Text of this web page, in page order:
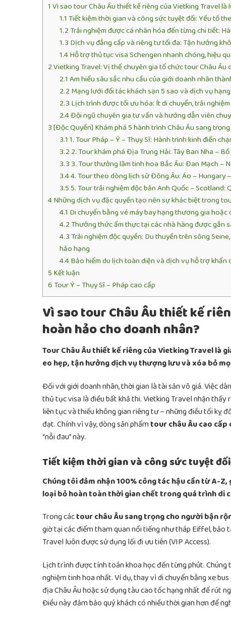
1 Vì sao tour Châu Âu thiết kế riêng của Vietking Travel
1.1 Tiết kiệm thời gian và công sức tuyệt đối: Yếu tố
1.2Trải nghiệm được cá nhân hóa đến từng chi tiết:
1.3 Dịch vụ đẳng cấp và riêng tư tối đa: Tận hưởng
1.4Hỗ trợ thủ tục visa Schengen nhanh chóng, hiệu
2Vietking Travel: Vị thế chuyên gia tổ chức tour Châu Âu
2.1 Am hiểu sâu sắc nhu cầu của giới doanh nhân
2.2 Mạng lưới đối tác khách sạn 5 sao và dịch vụ
2.3 Lịch trình được tối ưu hóa: Ít di chuyển, trải
2.4Đội ngũ chuyên gia tư vấn và hướng dẫn viên
3[Độc Quyền] Khám phá 5 hành trình Châu Âu sang
3.1 1. Tour Pháp – Ý – Thụy Sĩ: Hành trình kinh điển
3.2 2. Tour khám phá Địa Trung Hải: Tây Ban Nha –
3.3 3. Tour thưởng lãm tinh hoa Bắc Âu: Đan Mạch –
3.44. Tour theo dòng lịch sử Đông Âu: Áo – Hungary
3.5 5. Tour trải nghiệm độc bản Anh Quốc – Scotland:
4Những dịch vụ đặc quyền tạo nên sự khác biệt trong
4.1 Di chuyển bằng vé máy bay hạng thương gia
4.2Thưởng thức ẩm thực tại các nhà hàng được gắn
4.3Trải nghiệm độc quyền: Du thuyền trên sông
hảo hạng
4.4Bảo hiểm du lịch toàn diện và dịch vụ hỗ trợ khẩn
5 Kết luận
6Tour Ý – Thụy Sĩ – Pháp cao cấp
Vì sao tour Châu Âu thiết kế
hoàn hảo cho doanh nhân?
Tour Châu Âu thiết kế riêng của Vietking Travel là
eo hẹp, tận hưởng dịch vụ thượng lưu và xóa bỏ
Đối với giới doanh nhân, thời gian là tài sản vô giá. Việc
thủ tục visa là điều bất khả thi. Vietking Travel nhận
liên tục và thiếu không gian riêng tư – những điều tối kỵ
đạt. Chính vì vậy, dòng sản phẩmtour châu Âu cao cấp
“nỗi đau” này.
Tiết kiệm thời gian và công sức tuyệt
Chúng tôi đảm nhận 100% công tác hậu cần từ A-
loại bỏ hoàn toàn thời gian chết trong quá trình di
Trong cáctour châu Âu sang trọng cho người bận
giờ tại các điểm tham quan nổi tiếng như tháp Eiffel,
Travel luôn được sử dụng lối đi ưu tiên (VIP Access).
Lịch trình được tính toán khoa học đến từng phút.
nghiệm tinh hoa nhất. Ví dụ, thay vì di chuyển bằng xe
địa Châu Âu hoặc sử dụng tàu cao tốc hạng nhất để rút
Điều này đảm bảo quý khách có nhiều thời gian hơn để